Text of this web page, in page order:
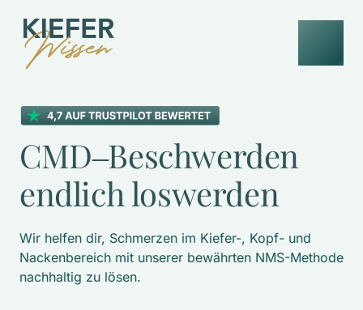
CMD‒
endlich loswerden
Wir helfen dir, Schmerzen im Kiefer-, Kopf- und
Nackenbereich mit unserer bewährten NMS-Methode
nachhaltig zu lösen.